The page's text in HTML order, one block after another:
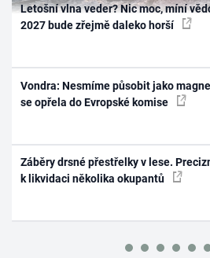
Letošní vlna veder? Nic moc, míní
2027 bude zřejmě daleko horší
Vondra: Nesmíme působit jako
se opřela do Evropské komise
Záběry drsné přestřelky v lese.
k likvidaci několika okupantů